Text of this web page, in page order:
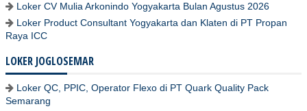
Loker CV Mulia Arkonindo Yogyakarta Bulan Agustus 2026
Loker Product Consultant Yogyakarta dan Klaten di PT Propan
Raya ICC
LOKER JOGLOSEMAR
Loker QC, PPIC, Operator Flexo di PT Quark Quality Pack
Semarang